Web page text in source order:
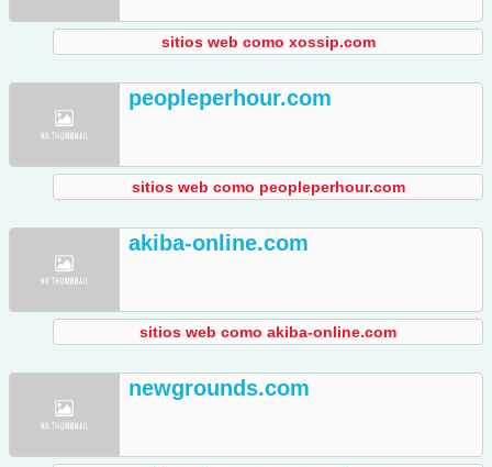
sitios web como xossip.com
peopleperhour.com
sitios web como peopleperhour.com
akiba-online.com
sitios web como akiba-online.com
newgrounds.com